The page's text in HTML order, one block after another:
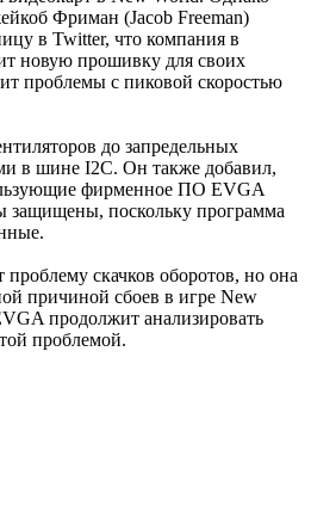
Фриман (Jacob Freeman)
в Twitter, что компания в
новую прошивку для своих
проблемы с пиковой скоростью
до запредельных
в шине I2C. Он также добавил,
фирменное ПО EVGA
защищены, поскольку программа
скачков оборотов, но она
причиной сбоев в игре New
продолжит анализировать
проблемой.